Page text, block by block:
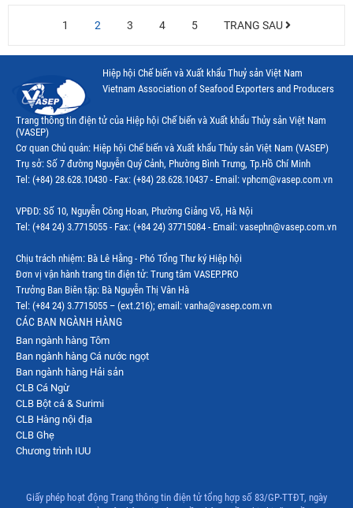
1 2 3 4 5 TRANG SAU
Hiệp hội Chế biến và Xuất khẩu Thuỷ sản Việt Nam
Vietnam Association of Seafood Exporters and Producers
Trang thông tin điện tử của Hiệp hội Chế biến và Xuất khẩu Thủy sản Việt Nam
(VASEP)
Cơ quan Chủ quản: Hiệp hội Chế biến và Xuất khẩu Thủy sản Việt Nam (VASEP)
Trụ sở: Số 7 đường Nguyễn Quý Cảnh, Phường Bình Trưng, Tp.Hồ Chí Minh
Tel: (+84) 28.628.10430 - Fax: (+84) 28.628.10437 - Email: vphcm@vasep.com.vn
VPĐD: Số 10, Nguyễn Công Hoan, Phường Giảng Võ, Hà Nội
Tel: (+84 24) 3.7715055 - Fax: (+84 24) 37715084 - Email: vasephn@vasep.com.vn
Chịu trách nhiệm: Bà Lê Hằng - Phó Tổng Thư ký Hiệp hội
Đơn vị vận hành trang tin điện tử: Trung tâm VASEP.PRO
Trưởng Ban Biên tập: Bà Nguyễn Thị Vân Hà
Tel: (+84 24) 3.7715055 – (ext.216); email: vanha@vasep.com.vn
CÁC BAN NGÀNH HÀNG
Ban ngành hàng Tôm
Ban ngành hàng Cá nước ngọt
Ban ngành hàng Hải sản
CLB Cá Ngừ
CLB Bột cá & Surimi
CLB Hàng nội địa
CLB Ghẹ
Chương trình IUU
Giấy phép hoạt động Trang thông tin điện tử tổng hợp số 83/GP-TTĐT, ngày